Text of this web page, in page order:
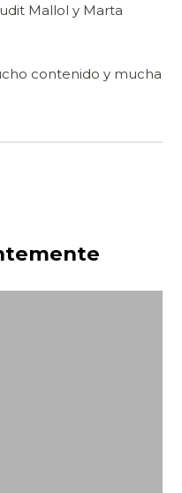
Mallol y Marta
contenido y mucha